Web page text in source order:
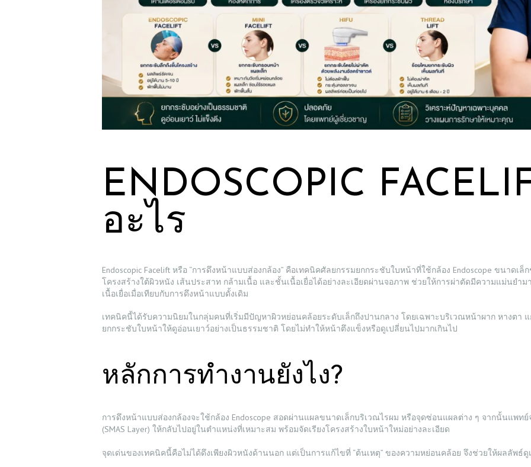
ENDOSCOPIC
อะไร
Endoscopic Facelift หรือ “การดึงหน้าแบบส่องกล้อง” คือเทคนิคศัลยกรรมยกกระชับใบหน้าที่ใช้กล้อง Endoscope ขนาดเ
โครงสร้างใต้ผิวหนัง เส้นประสาท กล้ามเนื้อ และชั้นเนื้อเยื่อได้อย่างละเอียดผ่านจอภาพ ช่วยให้การผ่าตัดมีความแม่นย
เนื้อเยื่อเมื่อเทียบกับการดึงหน้าแบบดั้งเดิม
เทคนิคนี้ได้รับความนิยมในกลุ่มคนที่เริ่มมีปัญหาผิวหย่อนคล้อยระดับเล็กถึงปานกลาง โดยเฉพาะบริเวณหน้าผาก หางตา
ยกกระชับใบหน้าให้ดูอ่อนเยาว์อย่างเป็นธรรมชาติ โดยไม่ทำให้หน้าตึงแข็งหรือดูเปลี่ยนไปมากเกินไป
หลักการทำงานยังไง?
การดึงหน้าแบบส่องกล้องจะใช้กล้อง Endoscope สอดผ่านแผลขนาดเล็กบริเวณไรผม หรือจุดซ่อนแผลต่าง ๆ จากนั้นแพท
(SMAS Layer) ให้กลับไปอยู่ในตำแหน่งที่เหมาะสม พร้อมจัดเรียงโครงสร้างใบหน้าใหม่อย่างละเอียด
จุดเด่นของเทคนิคนี้คือไม่ได้ดึงเพียงผิวหนังด้านนอก แต่เป็นการแก้ไขที่ “ต้นเหตุ” ของความหย่อนคล้อย จึงช่วยให้ผลลัพธ์